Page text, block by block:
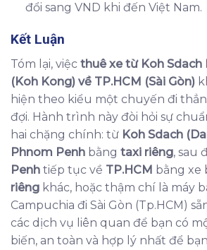
đổi sang VND khi đến Việt Nam.
Kết Luận
Tóm lại, việc thuê xe từ Koh Sdach
(Koh Kong) về TP.HCM (Sài Gòn)
hiện theo kiểu một chuyến đi
đợi. Hành trình này đòi hỏi sự
hai chặng chính: từ Koh Sdach
Phnom Penh bằng taxi riêng, sau
Penh tiếp tục về TP.HCM bằng xe
riêng khác, hoặc thậm chí là máy
Campuchia đi Sài Gòn (Tp.HCM)
các dịch vụ liên quan để bạn có
biến, an toàn và hợp lý nhất để